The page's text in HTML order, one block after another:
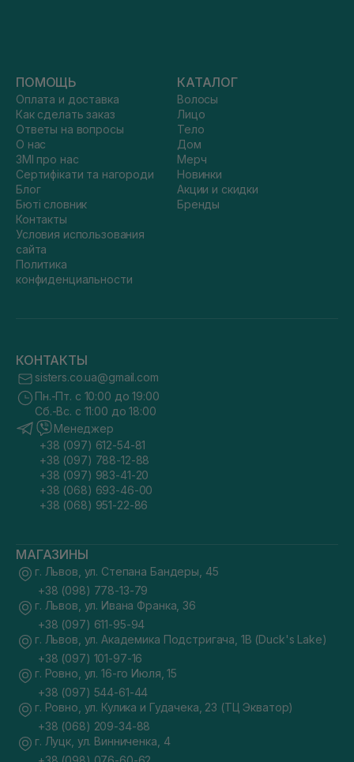
ПОМОЩЬ
Оплата и доставка
Как сделать заказ
Ответы на вопросы
О нас
ЗМІ про нас
Сертифікати та нагороди
Блог
Бюті словник
Контакты
Условия использования
сайта
Политика
конфиденциальности
КАТАЛОГ
Волосы
Лицо
Тело
Дом
Мерч
Новинки
Акции и скидки
Бренды
КОНТАКТЫ
sisters.co.ua@gmail.com
Пн.-Пт. с 10:00 до 19:00
Сб.-Вс. с 11:00 до 18:00
Менеджер
+38 (097) 612-54-81
+38 (097) 788-12-88
+38 (097) 983-41-20
+38 (068) 693-46-00
+38 (068) 951-22-86
МАГАЗИНЫ
г. Львов, ул. Степана Бандеры, 45
+38 (098) 778-13-79
г. Львов, ул. Ивана Франка, 36
+38 (097) 611-95-94
г. Львов, ул. Академика Подстригача, 1В (Duck's Lake)
+38 (097) 101-97-16
г. Ровно, ул. 16-го Июля, 15
+38 (097) 544-61-44
г. Ровно, ул. Кулика и Гудачека, 23 (ТЦ Экватор)
+38 (068) 209-34-88
г. Луцк, ул. Винниченка, 4